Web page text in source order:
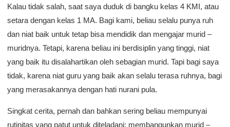
Kalau tidak salah, saat saya duduk di bangku kelas 4 KMI, atau
setara dengan kelas 1 MA. Bagi kami, beliau selalu punya ruh
dan niat baik untuk tetap bisa mendidik dan mengajar murid –
muridnya. Tetapi, karena beliau ini berdisiplin yang tinggi, niat
yang baik itu disalahartikan oleh sebagian murid. Tapi bagi saya
tidak, karena niat guru yang baik akan selalu terasa ruhnya, bagi
yang merasakannya dengan hati nurani pula.
Singkat cerita, pernah dan bahkan sering beliau mempunyai
rutinitas yang patut untuk diteladani; membangunkan murid –